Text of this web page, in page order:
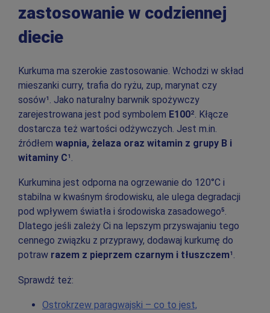
zastosowanie w codziennej
diecie
Kurkuma ma szerokie zastosowanie. Wchodzi w skład
mieszanki curry, trafia do ryżu, zup, marynat czy
sosów¹. Jako naturalny barwnik spożywczy
zarejestrowana jest pod symbolem E100². Kłącze
dostarcza też wartości odżywczych. Jest m.in.
źródłem wapnia, żelaza oraz witamin z grupy B i
witaminy C¹.
Kurkumina jest odporna na ogrzewanie do 120°C i
stabilna w kwaśnym środowisku, ale ulega degradacji
pod wpływem światła i środowiska zasadowego⁵.
Dlatego jeśli zależy Ci na lepszym przyswajaniu tego
cennego związku z przyprawy, dodawaj kurkumę do
potraw razem z pieprzem czarnym i tłuszczem¹.
Sprawdź też:
Ostrokrzew paragwajski – co to jest,